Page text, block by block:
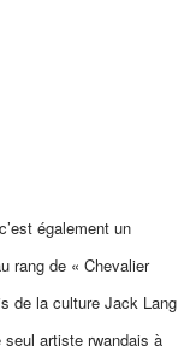
également un
rang de « Chevalier
de la culture Jack Lang
seul artiste rwandais à